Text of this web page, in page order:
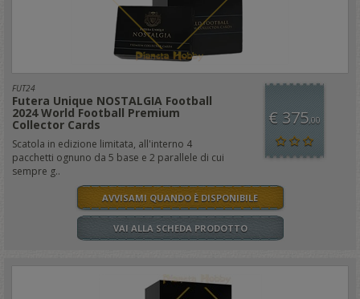
FUT24
Futera Unique NOSTALGIA Football
2024 World Football Premium
Collector Cards
Scatola in edizione limitata, all'interno 4
pacchetti ognuno da 5 base e 2 parallele di cui
sempre g..
€ 375,00
AVVISAMI QUANDO È DISPONIBILE
VAI ALLA SCHEDA PRODOTTO